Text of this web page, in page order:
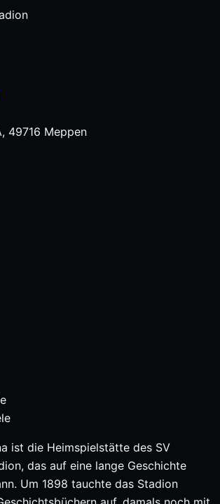
49716 Meppen
ist die Heimspielstätte des SV
das auf eine lange Geschichte
Um 1898 tauchte das Stadion